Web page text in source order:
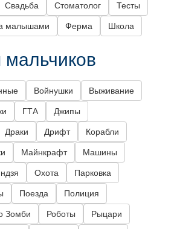
Свадьба Стоматолог Тесты
малышами Ферма Школа
Войнушки Выживание
ГТА Джипы
Драки Дрифт Корабли
Майнкрафт Машины
Охота Парковка
Поезда Полиция
Зомби Роботы Рыцари